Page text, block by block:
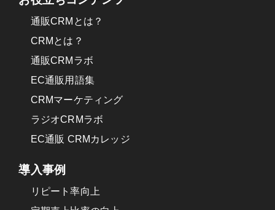
通販CRMとは？
CRMとは？
通販CRMラボ
EC通販用語集
CRMマーケティング
ラジオCRMラボ
EC通販 CRMカレッジ
導入事例
リピート率向上